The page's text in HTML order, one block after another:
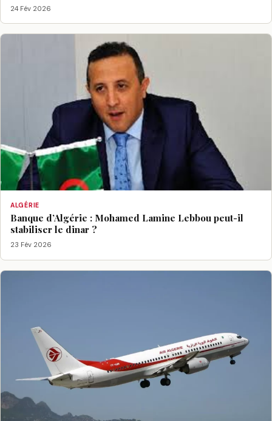
24 Fév 2026
ALGÉRIE
Banque d’Algérie : Mohamed Lamine Lebbou peut-il
stabiliser le dinar ?
23 Fév 2026